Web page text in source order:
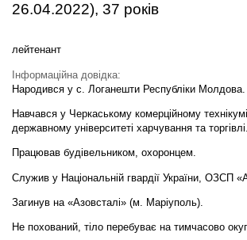
26.04.2022), 37 років
лейтенант
Інформаційна довідка:
Народився у с. Логанешти Республіки Молдова.
Навчався у Черкаському комерційному
державному університеті харчування та торгівлі.
Працював будівельником, охоронцем.
Служив у Національній гвардії України, ОЗСП
Загинув на «Азовсталі» (м. Маріуполь).
Не похований, тіло перебуває на тимчасово